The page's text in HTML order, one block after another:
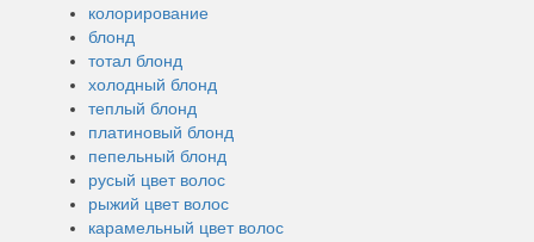
колорирование
блонд
тотал блонд
холодный блонд
теплый блонд
платиновый блонд
пепельный блонд
русый цвет волос
рыжий цвет волос
карамельный цвет волос